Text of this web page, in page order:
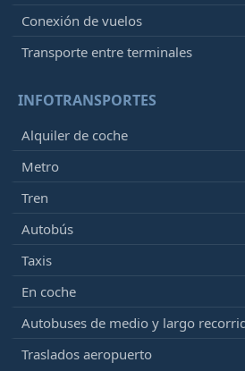
Conexión de vuelos
Transporte entre terminales
INFOTRANSPORTES
Alquiler de coche
Metro
Tren
Autobús
Taxis
En coche
Autobuses de medio y largo
Traslados aeropuerto